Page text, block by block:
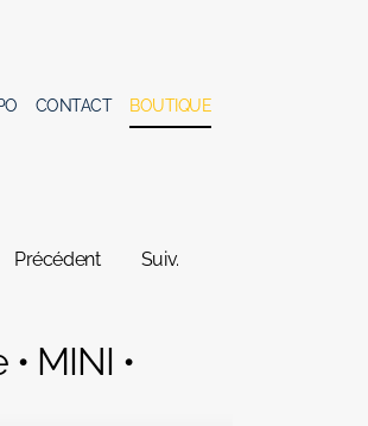
CONTACT BOUTIQUE
Précédent Suiv.
MINI •